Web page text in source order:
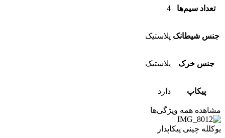
تعداد سیم‌ها 4
جنس شیطانک پلاستیک
جنس خرک پلاستیک
پیکاپ دارد
مشاهده همه ویژگی‌ها
یوکلله چینی پیکاپدار